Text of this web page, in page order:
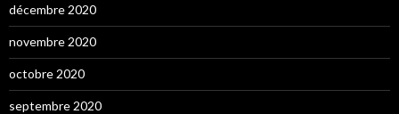
décembre 2020
novembre 2020
octobre 2020
septembre 2020